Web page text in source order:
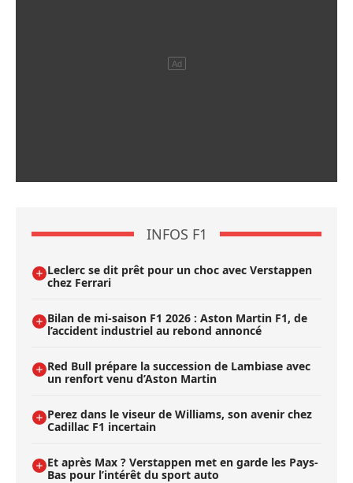
INFOS F1
Leclerc se dit prêt pour un choc avec Verstappen
chez Ferrari
Bilan de mi-saison F1 2026 : Aston Martin F1, de
l’accident industriel au rebond annoncé
Red Bull prépare la succession de Lambiase avec
un renfort venu d’Aston Martin
Perez dans le viseur de Williams, son avenir chez
Cadillac F1 incertain
Et après Max ? Verstappen met en garde les Pays-
Bas pour l’intérêt du sport auto